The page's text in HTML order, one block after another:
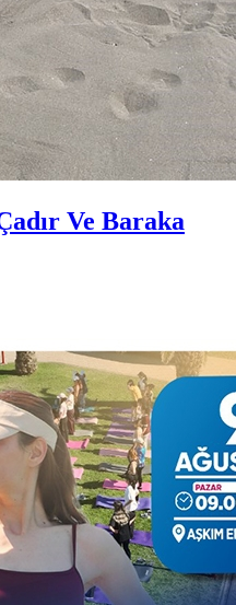
Ve Baraka